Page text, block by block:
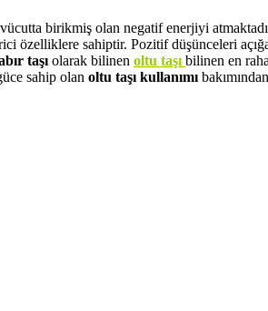
birikmiş olan negatif enerjiyi
özelliklere sahiptir. Pozitif düşünceleri
taşı olarak bilinen oltu taşı bilinen en
sahip olan oltu taşı kullanımı